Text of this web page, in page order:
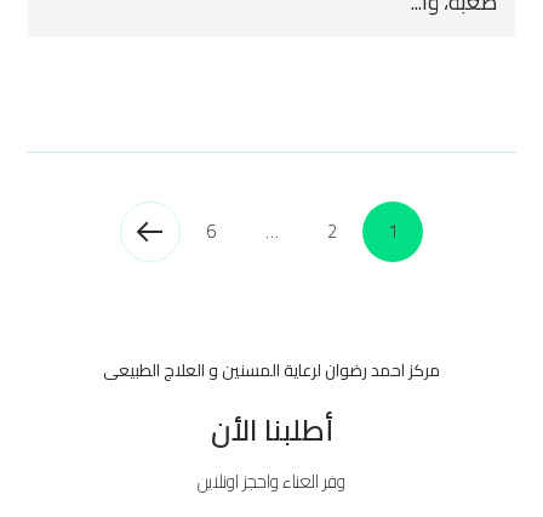
1
2
…
6
مركز احمد رضوان لرعاية المسنين و العلاج الطبيعى
أطلبنا الأن
وفر العناء واحجز اونلاين